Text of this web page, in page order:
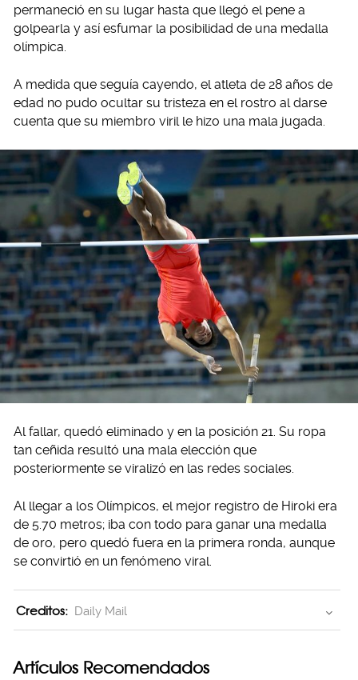
permaneció en su lugar hasta que llegó el pene a
golpearla y así esfumar la posibilidad de una medalla
olímpica.
A medida que seguía cayendo, el atleta de 28 años de
edad no pudo ocultar su tristeza en el rostro al darse
cuenta que su miembro viril le hizo una mala jugada.
Al fallar, quedó eliminado y en la posición 21. Su ropa
tan ceñida resultó una mala elección que
posteriormente se viralizó en las redes sociales.
Al llegar a los Olímpicos, el mejor registro de Hiroki era
de 5.70 metros; iba con todo para ganar una medalla
de oro, pero quedó fuera en la primera ronda, aunque
se convirtió en un fenómeno viral.
Creditos: Daily Mail
Artículos Recomendados